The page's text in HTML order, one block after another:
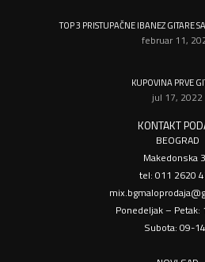
TOP 3 PRISTUPAČNE IBANEZ GITARE
februar 11,
KUPOVINA PRVE
jul 17, 2022
KONTAKT
BEOGRAD
Makedonska
tel: 011 2620
Ponedeljak – Petak:
Subota: 09-